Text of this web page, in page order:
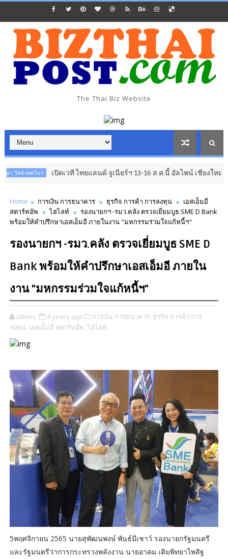
The Thai Biz Website
โนฯ เปิดเวที ไทยแลนด์ จูเนียร์ฯ 13-16 ส.ค.นี้ อัลไพน์ เชียงใหม่ อาเซีย
Home การเงิน การธนาคาร ธุรกิจ การค้า การลงทุน
เอสเอ็มอี
สตาร์ทอัพ
ไฮไลท์
รองนายกฯ -รมว.คลัง ตรวจเยี่ยมบูธ SME D Bank
พร้อมให้คำปรึกษาเอสเอ็มอี ภายในงาน "มหกรรมร่วมใจแก้หนี้ฯ"
รองนายกฯ -รมว.คลัง ตรวจเยี่ยมบูธ SME D
Bank พร้อมให้คำปรึกษาเอสเอ็มอี ภายใน
งาน "มหกรรมร่วมใจแก้หนี้ฯ"
admin 4 years ago การเงิน การธนาคาร, ธุรกิจ การค้า การ
ลงทุน, เอสเอ็มอี สตาร์ทอัพ, ไฮไลท์,
5พฤศจิกายน 2565 นายสุพัฒนพงษ์ พันธ์มีเชาว์ รองนายกรัฐมนตรี
และรัฐมนตรีว่าการกระทรวงพลังงาน นายอาคม เติมพิทยาไพสิฐ